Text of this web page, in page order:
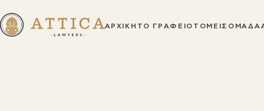
ΑΡΧΙΚΉ ΤΟ ΓΡΑΦΕΊΟ ΤΟΜΕΊΣ ΟΜΆΔΑ